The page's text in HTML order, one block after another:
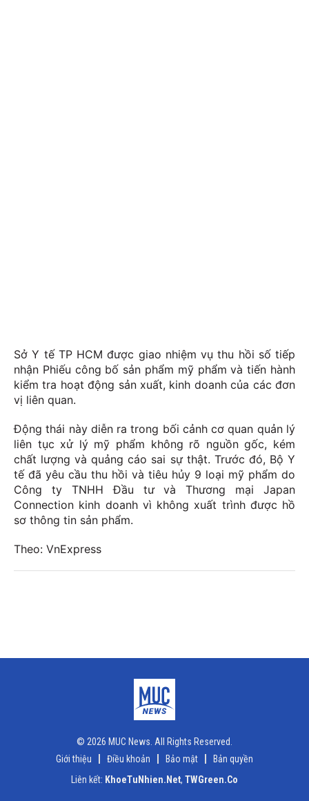
Sở Y tế TP HCM được giao nhiệm vụ thu hồi số tiếp
nhận Phiếu công bố sản phẩm mỹ phẩm và tiến hành
kiểm tra hoạt động sản xuất, kinh doanh của các đơn
vị liên quan.
Động thái này diễn ra trong bối cảnh cơ quan quản lý
liên tục xử lý mỹ phẩm không rõ nguồn gốc, kém
chất lượng và quảng cáo sai sự thật. Trước đó, Bộ Y
tế đã yêu cầu thu hồi và tiêu hủy 9 loại mỹ phẩm do
Công ty TNHH Đầu tư và Thương mại Japan
Connection kinh doanh vì không xuất trình được hồ
sơ thông tin sản phẩm.
Theo: VnExpress
© 2026 MUC News. All Rights Reserved.
Giới thiệu
Điều khoản Bảo mật
Bản quyền
Liên kết: KhoeTuNhien.Net, TWGreen.Co